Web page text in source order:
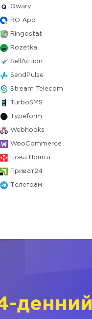
Qwary
RO App
Ringostat
Rozetka
SellAction
SendPulse
Stream Telecom
TurboSMS
Typeform
Webhooks
WooCommerce
Нова Пошта
Приват24
Телеграм
денний